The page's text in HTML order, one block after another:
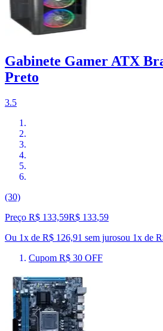
Gabinete Gamer ATX
Preto
3.5
(30)
Preço R$ 133,59R$ 133,59
Ou 1x de R$ 126,91 sem jurosou 1x de
Cupom R$ 30 OFF